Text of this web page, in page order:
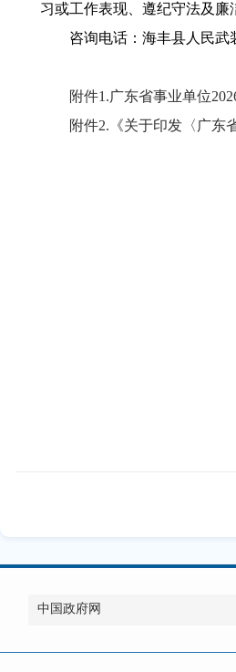
习或工作表现、遵纪守法及廉
咨询电话：海丰县人民武
附件1.广东省事业单位
附件2.《关于印发〈广东
中国政府网